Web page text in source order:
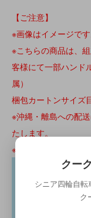
【ご注意】
※画像はイメージです
※こちらの商品は、
客様にて一部ハンド
属）
梱包カートンサイズ
※沖縄・離島への配
たします。
※仕様・デザインは
クー
シニア四輪自転
ク